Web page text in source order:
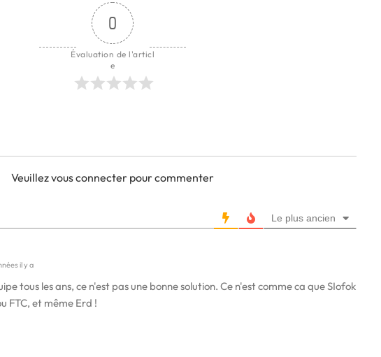
0
Évaluation de l'articl
e
Veuillez vous connecter pour commenter
Le plus ancien
il y a
tous les ans, ce n'est pas une bonne solution. Ce n'est comme ca que SIofok
FTC, et même Erd !